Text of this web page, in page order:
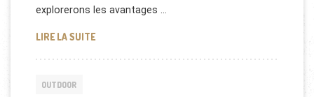
explorerons les avantages …
LIRE LA SUITECAMPING SAUVAGE : INVESTISSEZ DANS UN
OUTDOOR